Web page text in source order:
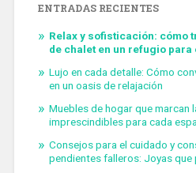
ENTRADAS RECIENTES
Relax y sofisticación: cómo
de chalet en un refugio para
Lujo en cada detalle: Cómo
en un oasis de relajación
Muebles de hogar que marcan
imprescindibles para cada
Consejos para el cuidado y
pendientes falleros: Joyas que